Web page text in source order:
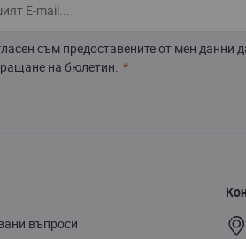
съм предоставените от мен данни
на бюлетин.
въпроси